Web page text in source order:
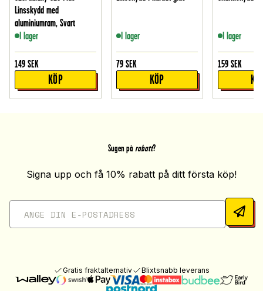
Linsskydd med
aluminiumram, Svart
I lager
149 SEK
KÖP
I lager
79 SEK
KÖP
I lager
159 SEK
Sugen på rabatt?
Signa upp och få 10% rabatt på ditt första köp!
Gratis fraktalternativ Blixtsnabb leverans